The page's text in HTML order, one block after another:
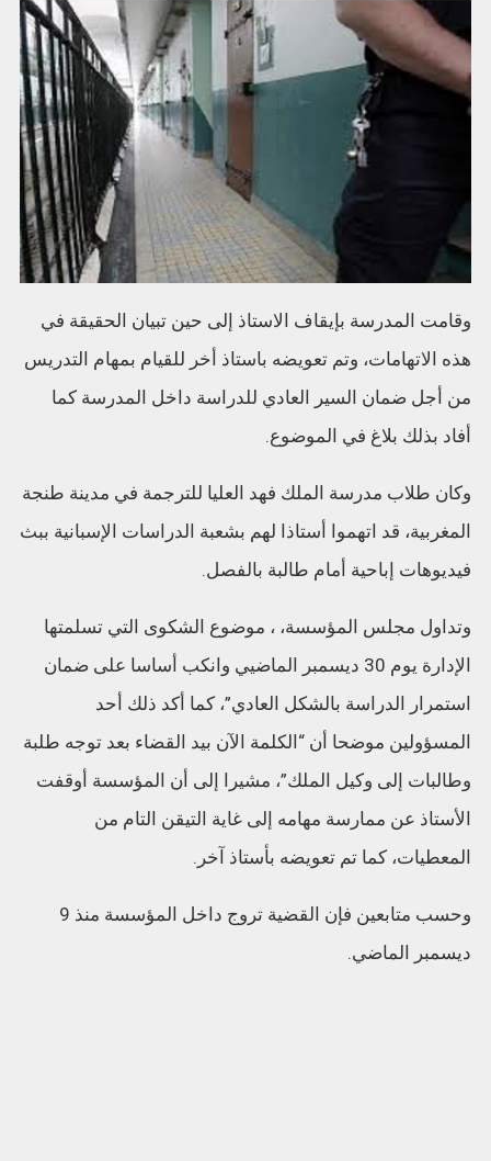
وقامت المدرسة بإيقاف الاستاذ إلى حين تبيان الحقيقة في
هذه الاتهامات، وتم تعويضه باستاذ أخر للقيام بمهام التدريس
من أجل ضمان السير العادي للدراسة داخل المدرسة كما
أفاد بذلك بلاغ في الموضوع.
وكان طلاب مدرسة الملك فهد العليا للترجمة في مدينة طنجة
المغربية، قد اتهموا أستاذا لهم بشعبة الدراسات الإسبانية ببث
فيديوهات إباحية أمام طالبة بالفصل.
وتداول مجلس المؤسسة، ، موضوع الشكوى التي تسلمتها
الإدارة يوم 30 ديسمبر الماضيي وانكب أساسا على ضمان
استمرار الدراسة بالشكل العادي”، كما أكد ذلك أحد
المسؤولين موضحا أن “الكلمة الآن بيد القضاء بعد توجه طلبة
وطالبات إلى وكيل الملك”، مشيرا إلى أن المؤسسة أوقفت
الأستاذ عن ممارسة مهامه إلى غاية التيقن التام من
المعطيات، كما تم تعويضه بأستاذ آخر.
وحسب متابعين فإن القضية تروج داخل المؤسسة منذ 9
ديسمبر الماضي.